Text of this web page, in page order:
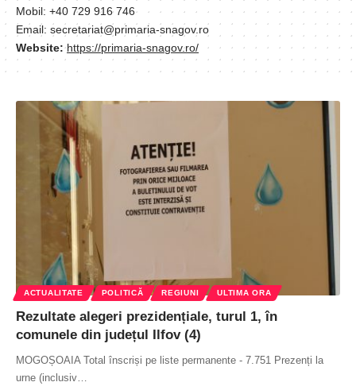
Mobil: +40 729 916 746
Email: secretariat@primaria-snagov.ro
Website: https://primaria-snagov.ro/
ACTUALITATE POLITICĂ REGIUNI ULTIMA ORA
Rezultate alegeri prezidențiale, turul 1, în
comunele din județul Ilfov (4)
MOGOȘOAIA Total înscriși pe liste permanente - 7.751 Prezenți la
urne (inclusiv